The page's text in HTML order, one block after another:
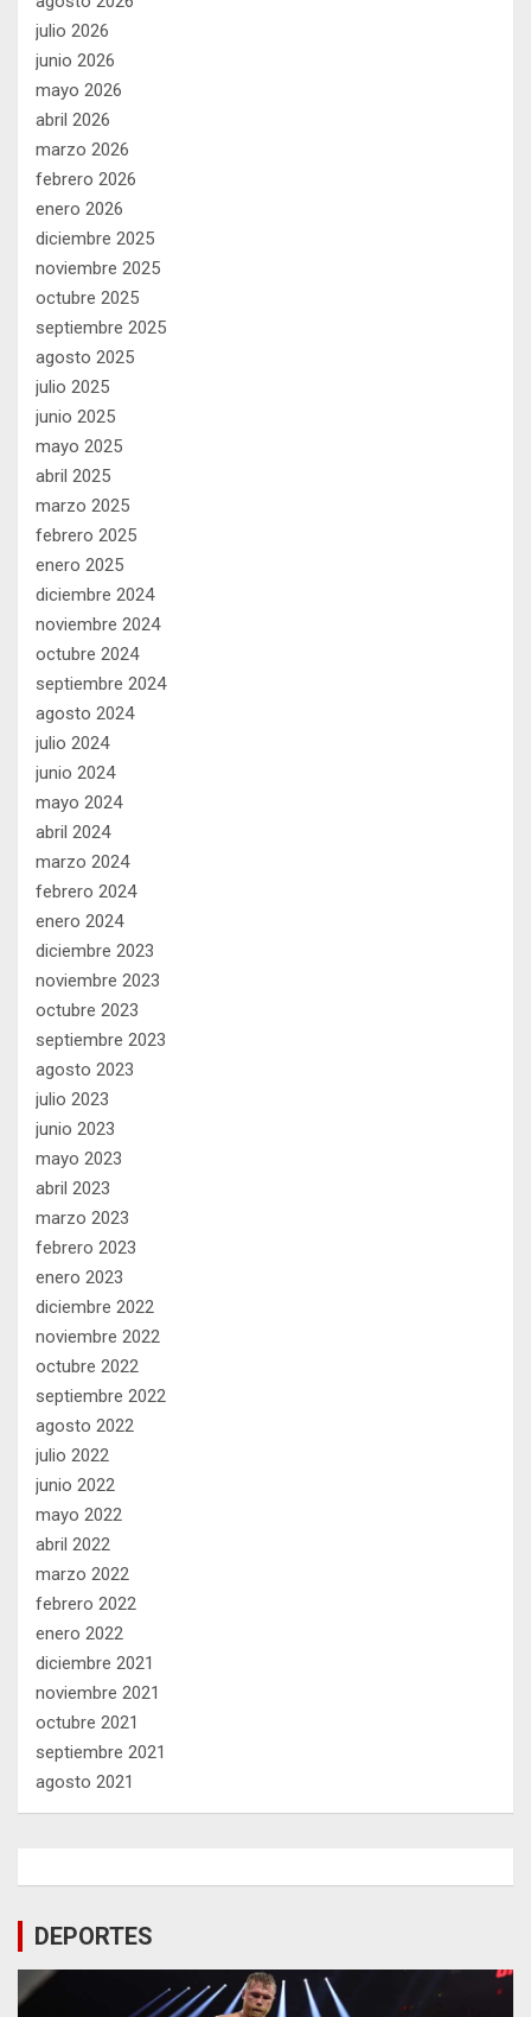
julio 2026
junio 2026
mayo 2026
abril 2026
marzo 2026
febrero 2026
enero 2026
diciembre 2025
noviembre 2025
octubre 2025
septiembre 2025
agosto 2025
julio 2025
junio 2025
mayo 2025
abril 2025
marzo 2025
febrero 2025
enero 2025
diciembre 2024
noviembre 2024
octubre 2024
septiembre 2024
agosto 2024
julio 2024
junio 2024
mayo 2024
abril 2024
marzo 2024
febrero 2024
enero 2024
diciembre 2023
noviembre 2023
octubre 2023
septiembre 2023
agosto 2023
julio 2023
junio 2023
mayo 2023
abril 2023
marzo 2023
febrero 2023
enero 2023
diciembre 2022
noviembre 2022
octubre 2022
septiembre 2022
agosto 2022
julio 2022
junio 2022
mayo 2022
abril 2022
marzo 2022
febrero 2022
enero 2022
diciembre 2021
noviembre 2021
octubre 2021
septiembre 2021
agosto 2021
DEPORTES